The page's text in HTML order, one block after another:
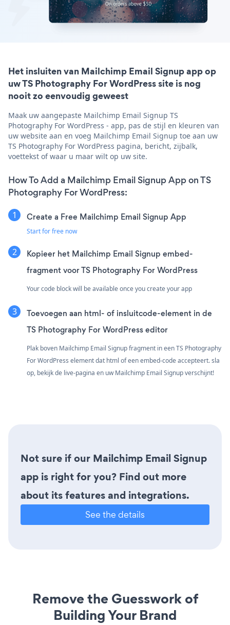
Het insluiten van Mailchimp Email Signup app op
uw TS Photography For WordPress site is nog
nooit zo eenvoudig geweest
Maak uw aangepaste Mailchimp Email Signup TS
Photography For WordPress - app, pas de stijl en kleuren van
uw website aan en voeg Mailchimp Email Signup toe aan uw
TS Photography For WordPress pagina, bericht, zijbalk,
voettekst of waar u maar wilt op uw site.
How To Add a Mailchimp Email Signup App on TS
Photography For WordPress:
Create a Free Mailchimp Email Signup App
Start for free now
Kopieer het Mailchimp Email Signup embed-
fragment voor TS Photography For WordPress
Your code block will be available once you create your app
Toevoegen aan html- of insluitcode-element in de
TS Photography For WordPress editor
Plak boven Mailchimp Email Signup fragment in een TS Photography
For WordPress element dat html of een embed-code accepteert. sla
op, bekijk de live-pagina en uw Mailchimp Email Signup verschijnt!
Not sure if our Mailchimp Email Signup
app is right for you? Find out more
about its features and integrations.
See the details
Remove the Guesswork of
Building Your Brand